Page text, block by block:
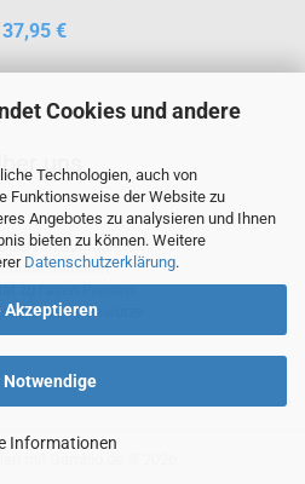
Cookies und andere
Technologien, auch von
Funktionsweise der Website zu
Angebotes zu analysieren und Ihnen
bieten zu können. Weitere
Datenschutzerklärung.
Akzeptieren
Notwendige
Informationen
37,95 €
Über uns
Jahren auf Märkten
zu fairen Preisen
Gewürze